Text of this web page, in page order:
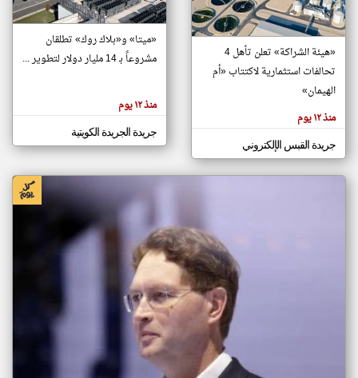
تغيير الدولة
اخبار الكويت على مدار الساعة
أهم اخبار الكويت العاجلة والمباشرة
المقالات
الموجوده
كاتبيها.
«هيئة الشراكة» تعلن تأهل 4
تحالفات استثمارية لاكتتاب «أم
الهيمان»
منذ ١٢ يوم
جريدة القبس الإلكتروني
«ميتا» و«بلاك روك» تطلقان
مشروعاً بـ 14 مليار دولار لتطوير ...
منذ ١٢ يوم
جريدة الجريدة الكويتية
klyoum.com